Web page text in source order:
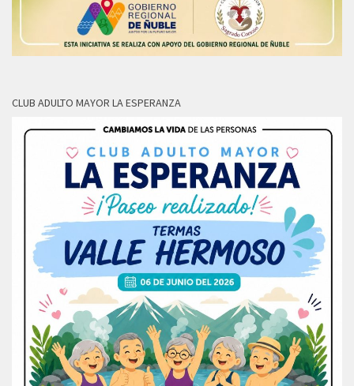
CLUB ADULTO MAYOR LA ESPERANZA